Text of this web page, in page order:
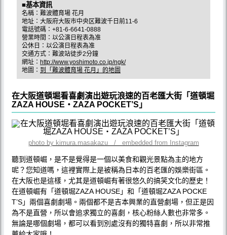
■基本資訊
名稱：難波體育場 花月
地址：大阪府大阪市中央区難波千日前11-6
電話號碼：+81-6-6641-0888
營業時間：以公演日程表為准
公休日：以公演日程表為准
交通方式：難波站徒步2分鐘
網址： http://www.yoshimoto.co.jp/ngk/
地圖： 到「難波體育場 花月」的地圖
在大阪道頓堀看喜劇演出遊玩浪速的百老匯大街「道頓堀
ZAZA HOUSE・ZAZA POCKET’S」
photo by kimura.masakazu / embedded from Instagram
聽到道頓崛，是不是覺得是一個以美食和觀光景點為主的地方
呢？您知道嗎，這裡實際上是被稱為日本的百老匯的娛樂街區。
在大阪也是這樣，尤其是道頓崛有著很悠久的搞笑文化的歷史！
在道頓崛有「道頓堀ZAZA HOUSE」和「道頓堀ZAZA POCKE
T’S」兩個喜劇劇場。兩個都不是吉本興業的直營劇場，但正是因
為不是直營，所以會追求獨立的喜劇，核心粉絲人數也非常多。
無論是哪個劇場，都可以看到別處沒有的獨特喜劇，所以非常推